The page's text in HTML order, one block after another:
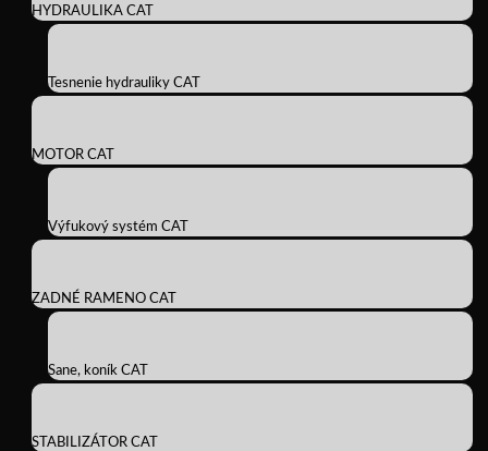
HYDRAULIKA CAT
Tesnenie hydrauliky CAT
MOTOR CAT
Výfukový systém CAT
ZADNÉ RAMENO CAT
Sane, koník CAT
STABILIZÁTOR CAT